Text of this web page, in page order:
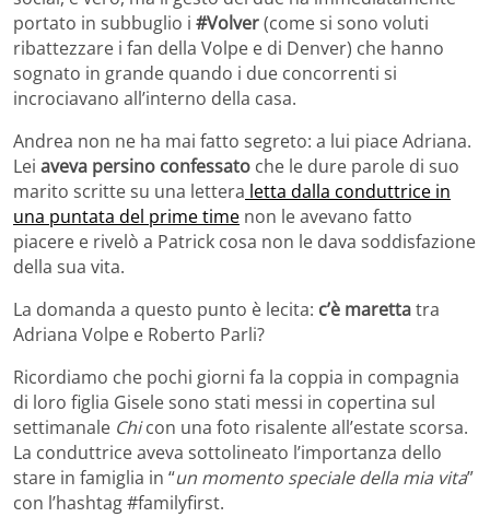
portato in subbuglio i #Volver(come si sono voluti
ribattezzare i fan della Volpe e di Denver) che hanno
sognato in grande quando i due concorrenti si
incrociavano all’interno della casa.
Andrea non ne ha mai fatto segreto: a lui piace Adriana.
Lei aveva persino confessato che le dure parole di suo
marito scritte su una lettera letta dalla conduttrice in
una puntata del prime time non le avevano fatto
piacere e rivelò a Patrick cosa non le dava soddisfazione
della sua vita.
La domanda a questo punto è lecita: c’è marettatra
Adriana Volpe e Roberto Parli?
Ricordiamo che pochi giorni fa la coppia in compagnia
di loro figlia Gisele sono stati messi in copertina sul
settimanale Chicon una foto risalente all’estate scorsa.
La conduttrice aveva sottolineato l’importanza dello
stare in famiglia in “un momento speciale della mia vita”
con l’hashtag #familyfirst.